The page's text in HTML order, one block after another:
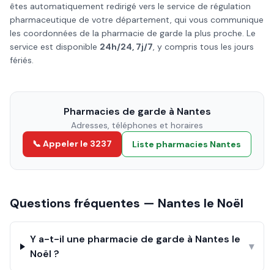
êtes automatiquement redirigé vers le service de régulation
pharmaceutique de votre département, qui vous communique
les coordonnées de la pharmacie de garde la plus proche. Le
service est disponible 24h/24, 7j/7, y compris tous les jours
fériés.
Pharmacies de garde à Nantes
Adresses, téléphones et horaires
📞 Appeler le 3237
Liste pharmacies Nantes
Questions fréquentes — Nantes le Noël
Y a-t-il une pharmacie de garde à Nantes le
Noël ?
▾